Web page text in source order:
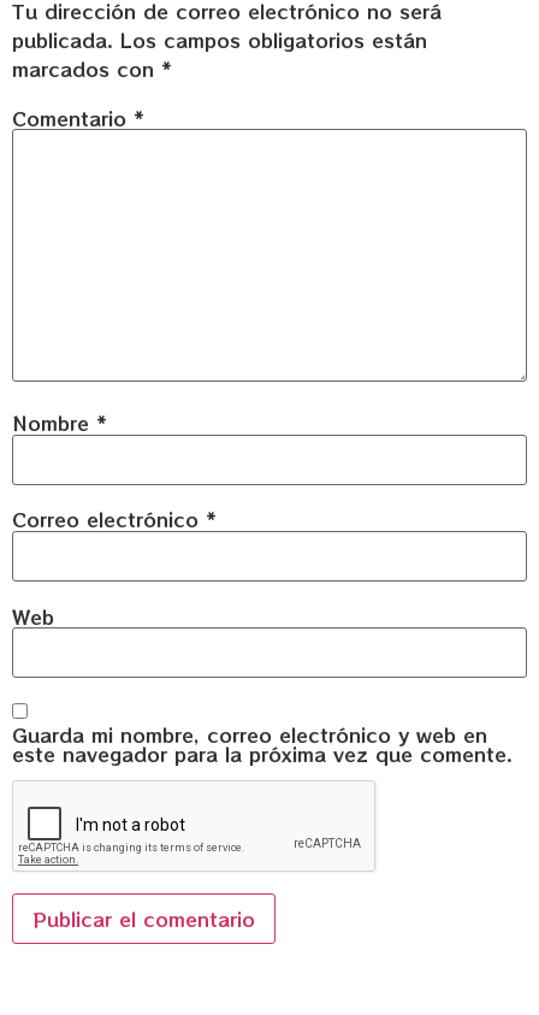
Tu dirección de correo electrónico no será
publicada. Los campos obligatorios están
marcados con *
Comentario *
Nombre *
Correo electrónico *
Web
Guarda mi nombre, correo electrónico y web en
este navegador para la próxima vez que comente.